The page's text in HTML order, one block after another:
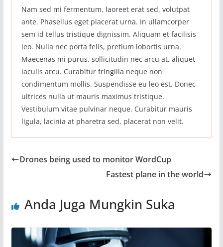
Nam sed mi fermentum, laoreet erat sed, volutpat
ante. Phasellus eget placerat urna. In ullamcorper
sem id tellus tristique dignissim. Aliquam et facilisis
leo. Nulla nec porta felis, pretium lobortis urna.
Maecenas mi purus, sollicitudin nec arcu at, aliquet
iaculis arcu. Curabitur fringilla neque non
condimentum mollis. Suspendisse eu leo est. Donec
ultrices nulla ut mauris maximus tristique.
Vestibulum vitae pulvinar neque. Curabitur mauris
ligula, lacinia at pharetra sed, placerat non velit.
Drones being used to monitor WordCup
Fastest plane in the world
Anda Juga Mungkin Suka